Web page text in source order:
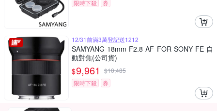
限時下殺
券
12/31前滿3萬登記送1212
SAMYANG 18mm F2.8 AF FOR SONY FE 自
動對焦(公司貨)
$9,961 $10,485
限時下殺
券